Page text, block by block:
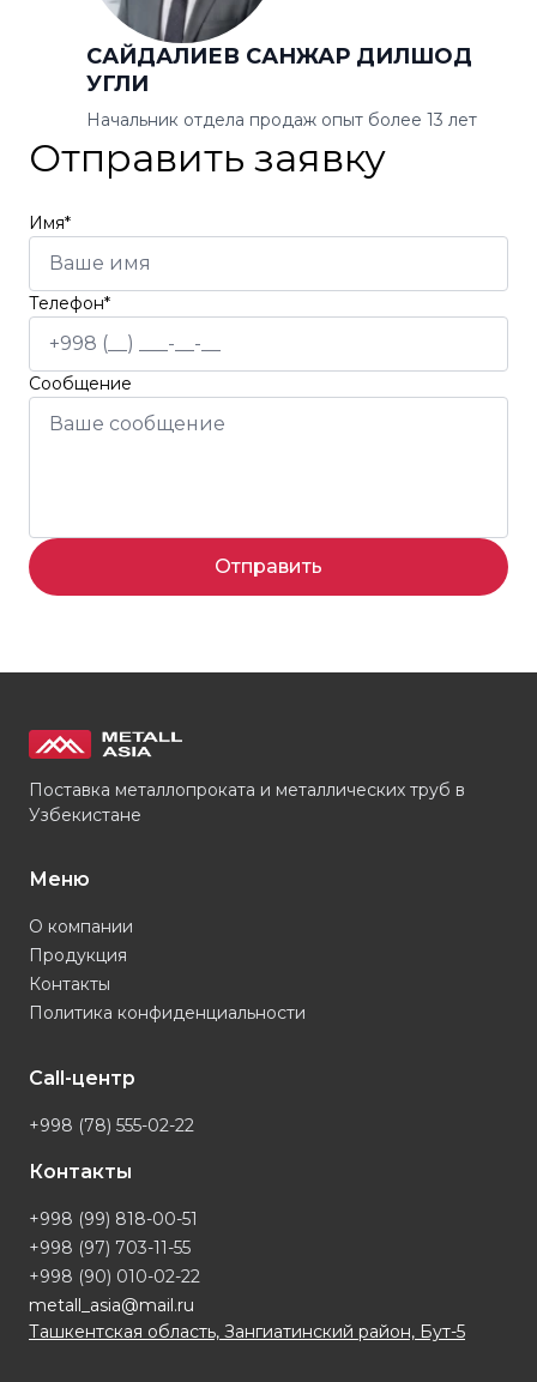
САЙДАЛИЕВ САНЖАР ДИЛШОД
УГЛИ
Начальник отдела продаж опыт более 13 лет
Отправить заявку
Имя*
Телефон*
Сообщение
Отправить
Поставка металлопроката и металлических труб в
Узбекистане
Меню
О компании
Продукция
Контакты
Политика конфиденциальности
Call-центр
+998 (78) 555-02-22
Контакты
+998 (99) 818-00-51
+998 (97) 703-11-55
+998 (90) 010-02-22
metall_asia@mail.ru
Ташкентская область, Зангиатинский район, Бут-5